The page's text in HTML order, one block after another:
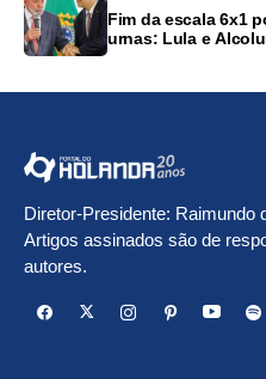
Fim da escala 6x1
urnas: Lula e
Diretor-Presidente: Raimundo
Artigos assinados são de
autores.